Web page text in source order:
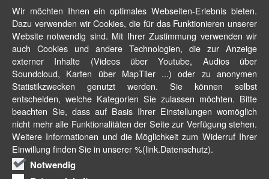
Wir möchten Ihnen ein optimales Webseiten-Erlebnis bieten.
Dazu verwenden wir Cookies, die für das Funktionieren unserer
Website notwendig sind. Mit Ihrer Zustimmung verwenden wir
auch Cookies und andere Technologien, die zur Anzeige
externer Inhalte (Videos über Youtube, Audios über
Soundcloud, Karten über MapTiler ...) oder zu anonymen
Statistikzwecken genutzt werden. Sie können selbst
entscheiden, welche Kategorien Sie zulassen möchten. Bitte
beachten Sie, dass auf Basis Ihrer Einstellungen womöglich
nicht mehr alle Funktionalitäten der Seite zur Verfügung stehen.
Weitere Informationen und die Möglichkeit zum Widerruf Ihrer
Einwillung finden Sie in unserer %(link.Datenschutz).
Notwendig